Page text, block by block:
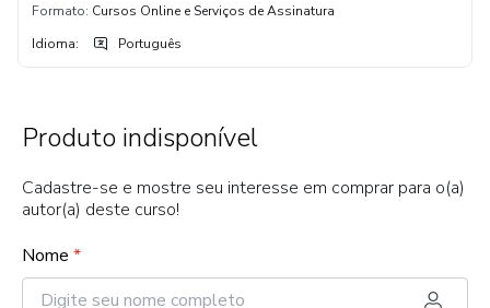
Formato: Cursos Online e Serviços de Assinatura
Idioma: Português
Produto indisponível
Cadastre-se e mostre seu interesse em comprar para o(a)
autor(a) deste curso!
Nome *